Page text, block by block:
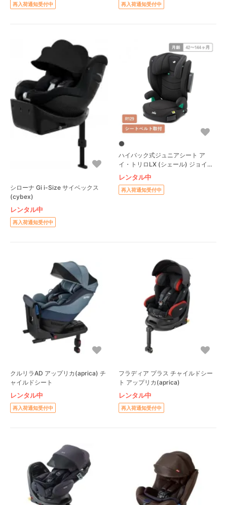
再入荷通知受付中 再入荷通知受付中
シローナ Gi i-Size サイベックス
(cybex)
レンタル中
再入荷通知受付中
ハイバック式ジュニアシート ア
イ・トリロLX (シェール) ジョイー
(joie)
レンタル中
再入荷通知受付中
クルリラAD アップリカ(aprica) チ
ャイルドシート
レンタル中
再入荷通知受付中
フラディア プラス チャイルドシー
ト アップリカ(aprica)
レンタル中
再入荷通知受付中